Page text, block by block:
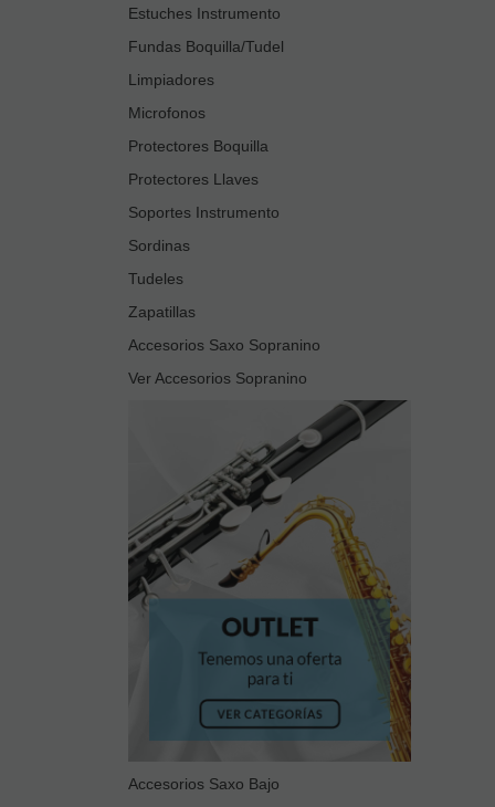
Estuches Instrumento
Fundas Boquilla/Tudel
Limpiadores
Microfonos
Protectores Boquilla
Protectores Llaves
Soportes Instrumento
Sordinas
Tudeles
Zapatillas
Accesorios Saxo Sopranino
Ver Accesorios Sopranino
Accesorios Saxo Bajo